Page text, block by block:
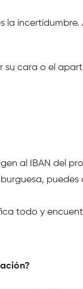
la incertidumbre.
su cara o el
al IBAN del
todo y